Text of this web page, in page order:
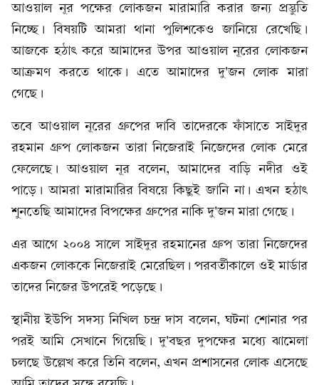
আওয়াল নূর পক্ষের লোকজন মারামারি করার জন্য প্রস্তুতি
নিচ্ছে। বিষয়টি আমরা থানা পুলিশকেও জানিয়ে রেখেছি।
আজকে হঠাৎ করে আমাদের উপর আওয়াল নূরের লোকজন
আক্রমণ করতে থাকে। এতে আমাদের দু'জন লোক মারা
গেছে।
তবে আওয়াল নূরের গ্রুপের দাবি তাদেরকে ফাঁসাতে সাইদুর
রহমান গ্রুপ লোকজন তারা নিজেরাই নিজেদের লোক মেরে
ফেলেছে। আওয়াল নূর বলেন, আমাদের বাড়ি নদীর ওই
পাড়ে। আমরা মারামারির বিষয়ে কিছুই জানি না। এখন হঠাৎ
শুনতেছি আমাদের বিপক্ষের গ্রুপের নাকি দু'জন মারা গেছে।
এর আগে ২০০৪ সালে সাইদুর রহমানের গ্রুপ তারা নিজেদের
একজন লোককে নিজেরাই মেরেছিল। পরবর্তীকালে ওই মার্ডার
তাদের নিজের উপরেই পড়েছে।
স্থানীয় ইউপি সদস্য নিখিল চন্দ্র দাস বলেন, ঘটনা শোনার পর
পরই আমি সেখানে গিয়েছি। দু'বছর দুপক্ষের মধ্যে ঝামেলা
চলছে উল্লেখ করে তিনি বলেন, এখন প্রশাসনের লোক এসেছে